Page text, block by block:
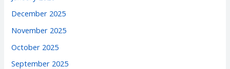
December 2025
November 2025
October 2025
September 2025